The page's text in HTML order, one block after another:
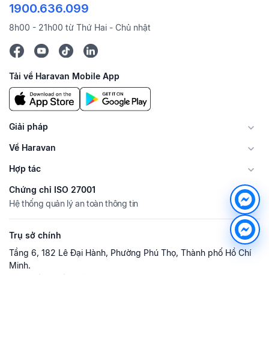
1900.636.099
8h00 - 21h00 từ Thứ Hai - Chủ nhật
Tải về Haravan Mobile App
Giải pháp
Về Haravan
Hợp tác
Chứng chỉ ISO 27001
Hệ thống quản lý an toàn thông tin
Trụ sở chính
Tầng 6, 182 Lê Đại Hành, Phường Phú Thọ, Thành phố Hồ Chí
Minh.
Văn phòng Hà Nội